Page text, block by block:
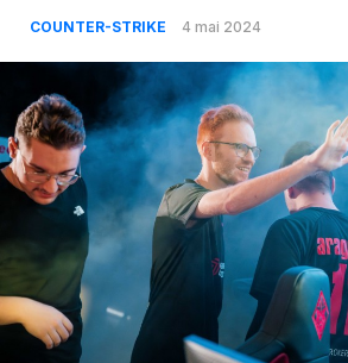
COUNTER-STRIKE 4 mai 2024